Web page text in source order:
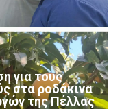
για τους
στα ροδάκινα
της Πέλλας